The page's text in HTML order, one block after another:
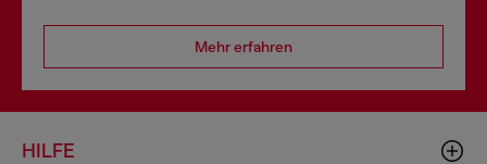
Mehr erfahren
HILFE